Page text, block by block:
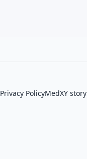
Privacy PolicyMedXY story